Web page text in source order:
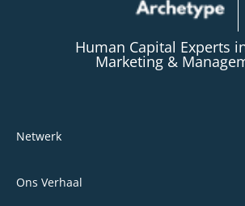
Human Capital Experts
Marketing &
Netwerk
Ons Verhaal